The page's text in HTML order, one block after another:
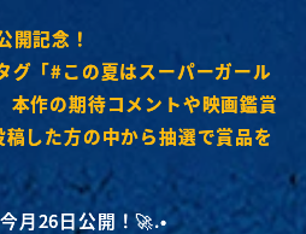
開記念！
グ「#この夏はスーパーガール
本作の期待コメントや映画鑑賞
した方の中から抽選で賞品を
月26日公開！🚀.•